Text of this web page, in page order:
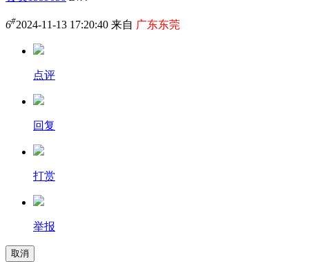
6#2024-11-13 17:20:40 来自 广东东莞
点评
回复
打赏
举报
取消